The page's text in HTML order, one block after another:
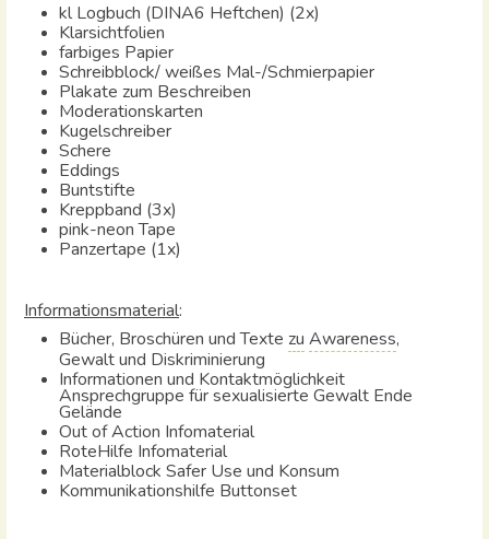
kl Logbuch (DINA6 Heftchen) (2x)
Klarsichtfolien
farbiges Papier
Schreibblock/ weißes Mal-/Schmierpapier
Plakate zum Beschreiben
Moderationskarten
Kugelschreiber
Schere
Eddings
Buntstifte
Kreppband (3x)
pink-neon Tape
Panzertape (1x)
Informationsmaterial:
Bücher, Broschüren und Texte zu Awareness,
Gewalt und Diskriminierung
Informationen und Kontaktmöglichkeit
Ansprechgruppe für sexualisierte Gewalt Ende
Gelände
Out of Action Infomaterial
RoteHilfe Infomaterial
Materialblock Safer Use und Konsum
Kommunikationshilfe Buttonset